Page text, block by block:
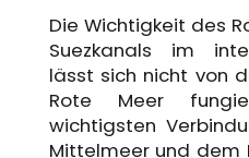
Die Wichtigkeit des
Suezkanals im
lässt sich nicht von
Rote Meer
wichtigsten
Mittelmeer und dem